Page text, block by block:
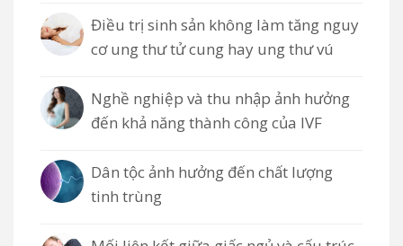
Điều trị sinh sản không làm tăng nguy
cơ ung thư tử cung hay ung thư vú
Nghề nghiệp và thu nhập ảnh hưởng
đến khả năng thành công của IVF
Dân tộc ảnh hưởng đến chất lượng
tinh trùng